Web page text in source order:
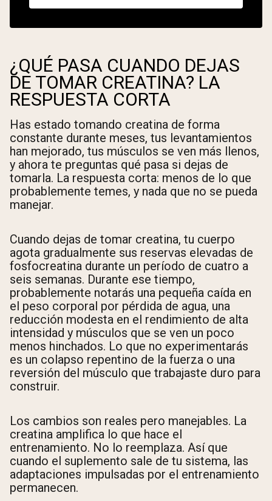
¿QUÉ PASA CUANDO DEJAS
DE TOMAR CREATINA? LA
RESPUESTA CORTA
Has estado tomando creatina de forma
constante durante meses, tus levantamientos
han mejorado, tus músculos se ven más llenos,
y ahora te preguntas qué pasa si dejas de
tomarla. La respuesta corta: menos de lo que
probablemente temes, y nada que no se pueda
manejar.
Cuando dejas de tomar creatina, tu cuerpo
agota gradualmente sus reservas elevadas de
fosfocreatina durante un período de cuatro a
seis semanas. Durante ese tiempo,
probablemente notarás una pequeña caída en
el peso corporal por pérdida de agua, una
reducción modesta en el rendimiento de alta
intensidad y músculos que se ven un poco
menos hinchados. Lo que no experimentarás
es un colapso repentino de la fuerza o una
reversión del músculo que trabajaste duro para
construir.
Los cambios son reales pero manejables. La
creatina amplifica lo que hace el
entrenamiento. No lo reemplaza. Así que
cuando el suplemento sale de tu sistema, las
adaptaciones impulsadas por el entrenamiento
permanecen.